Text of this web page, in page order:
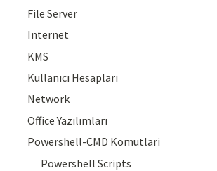
File Server
Internet
KMS
Kullanıcı Hesapları
Network
Office Yazılımları
Powershell-CMD Komutlari
Powershell Scripts